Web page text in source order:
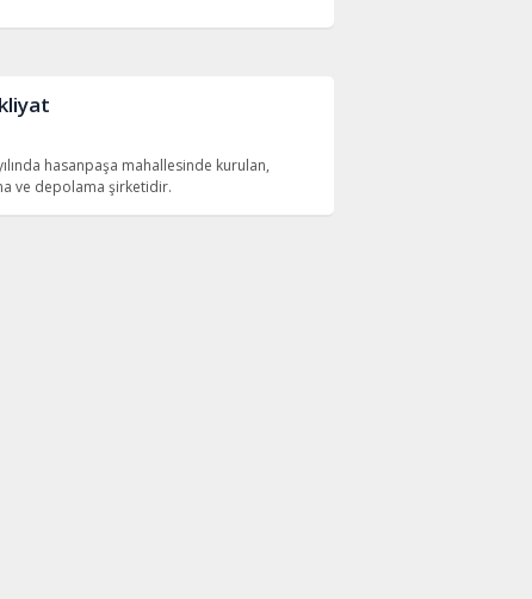
hasanpaşa mahallesinde kurulan,
ve depolama şirketidir.